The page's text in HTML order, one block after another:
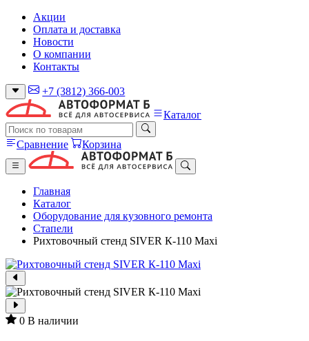
Акции
Оплата и доставка
Новости
О компании
Контакты
+7 (3812) 366-003
Каталог
Сравнение Корзина
Главная
Каталог
Оборудование для кузовного ремонта
Стапели
Рихтовочный стенд SIVER К-110 Maxi
0 В наличии